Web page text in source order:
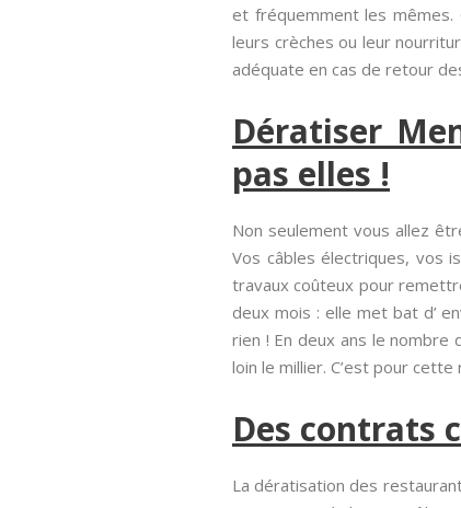
et fréquemment les mêmes.
leurs crèches ou leur
adéquate en cas de retour
Dératiser
pas elles !
Non seulement vous allez
Vos câbles électriques, vos
travaux coûteux pour
deux mois : elle met bat d’
rien ! En deux ans le
loin le millier. C’est pour
Des contrats
La dératisation des